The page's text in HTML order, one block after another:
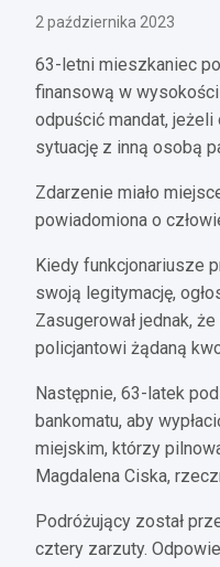
2 października 2023
63-letni mieszkaniec
finansową w wysokości
odpuścić mandat,
sytuację z inną osobą
Zdarzenie miało
powiadomiona o
Kiedy funkcjonariusze
swoją legitymację,
Zasugerował jednak,
policjantowi żądaną
Następnie, 63-latek
bankomatu, aby
miejskim, którzy
Magdalena Ciska,
Podróżujący został
cztery zarzuty.